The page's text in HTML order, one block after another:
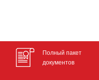
Полный пакет
документов